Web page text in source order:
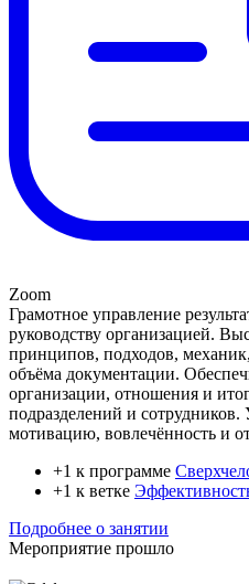
Zoom
Грамотное управление
руководству организацией.
принципов, подходов,
объёма документации.
организации, отношения и
подразделений и сотрудников.
мотивацию, вовлечённость и
+1 к программе
+1 к ветке
Подробнее о занятии
Мероприятие прошло